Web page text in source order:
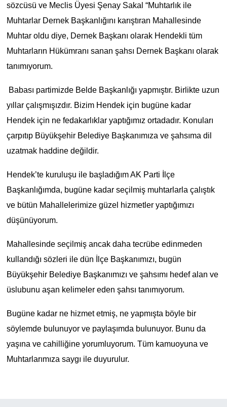
sözcüsü ve Meclis Üyesi Şenay Sakal “Muhtarlık ile
Muhtarlar Dernek Başkanlığını karıştıran Mahallesinde
Muhtar oldu diye, Dernek Başkanı olarak Hendekli tüm
Muhtarların Hükümranı sanan şahsı Dernek Başkanı olarak
tanımıyorum.
Babası partimizde Belde Başkanlığı yapmıştır. Birlikte uzun
yıllar çalışmışızdır. Bizim Hendek için bugüne kadar
Hendek için ne fedakarlıklar yaptığımız ortadadır. Konuları
çarpıtıp Büyükşehir Belediye Başkanımıza ve şahsıma dil
uzatmak haddine değildir.
Hendek’te kuruluşu ile başladığım AK Parti İlçe
Başkanlığımda, bugüne kadar seçilmiş muhtarlarla çalıştık
ve bütün Mahallelerimize güzel hizmetler yaptığımızı
düşünüyorum.
Mahallesinde seçilmiş ancak daha tecrübe edinmeden
kullandığı sözleri ile dün İlçe Başkanımızı, bugün
Büyükşehir Belediye Başkanımızı ve şahsımı hedef alan ve
üslubunu aşan kelimeler eden şahsı tanımıyorum.
Bugüne kadar ne hizmet etmiş, ne yapmışta böyle bir
söylemde bulunuyor ve paylaşımda bulunuyor. Bunu da
yaşına ve cahilliğine yorumluyorum. Tüm kamuoyuna ve
Muhtarlarımıza saygı ile duyurulur.